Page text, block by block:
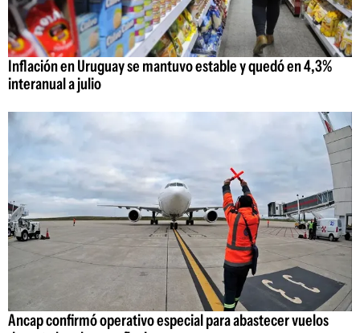
Inflación en Uruguay se mantuvo estable y quedó en 4,3%
interanual a julio
Ancap confirmó operativo especial para abastecer vuelos